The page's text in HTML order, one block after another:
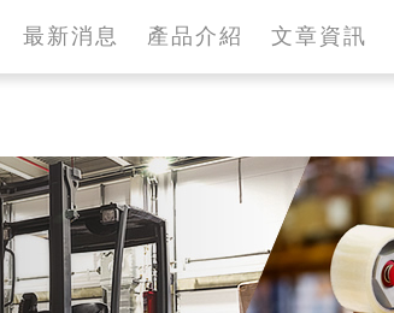
最新消息 產品介紹 文章資訊